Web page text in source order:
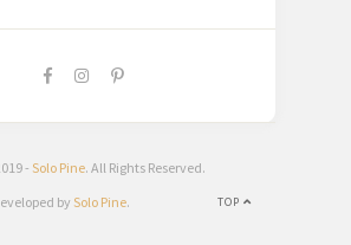
- Solo Pine. All Rights Reserved.
TOP
bySolo Pine.